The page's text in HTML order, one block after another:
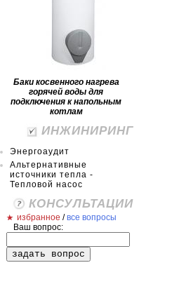
Баки косвенного нагрева
горячей воды для
подключения к напольным
котлам
ИНЖИНИРИНГ
Энергоаудит
Альтернативные
источники тепла -
Тепловой насос
КОНСУЛЬТАЦИИ
избранное / все вопросы
Ваш вопрос: